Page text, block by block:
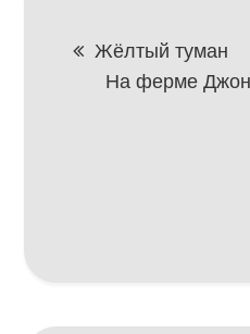
Навигация
Жёлтый туман
На ферме